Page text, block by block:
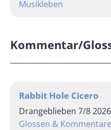
Musikleben
Kommentar/
Rabbit Hole Cicero
Drangeblieben 7/8 2026
Glossen & Kommentare